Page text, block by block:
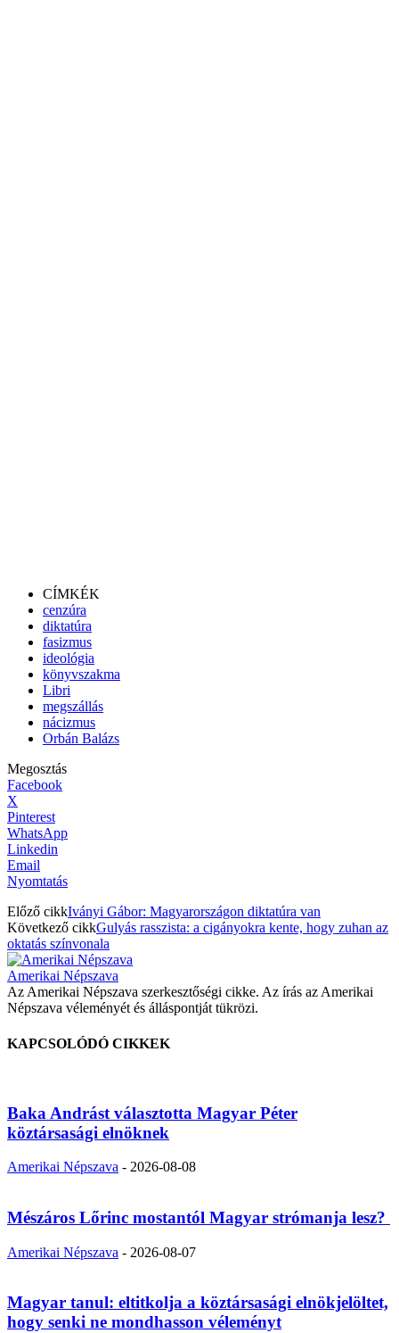
CÍMKÉK
cenzúra
diktatúra
fasizmus
ideológia
könyvszakma
Libri
megszállás
nácizmus
Orbán Balázs
Megosztás
Facebook
X
Pinterest
WhatsApp
Linkedin
Email
Nyomtatás
Előző cikkIványi Gábor: Magyarországon diktatúra van
Következő cikkGulyás rasszista: a cigányokra kente, hogy zuhan az
oktatás színvonala
Amerikai Népszava
Az Amerikai Népszava szerkesztőségi cikke. Az írás az Amerikai
Népszava véleményét és álláspontját tükrözi.
KAPCSOLÓDÓ CIKKEK
Baka Andrást választotta Magyar Péter
köztársasági elnöknek
Amerikai Népszava - 2026-08-08
Mészáros Lőrinc mostantól Magyar strómanja lesz?
Amerikai Népszava - 2026-08-07
Magyar tanul: eltitkolja a köztársasági elnökjelöltet,
hogy senki ne mondhasson véleményt